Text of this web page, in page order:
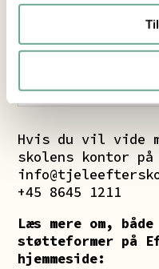
Lokal
Hvis du vil vide
skolens kontor på
+45 8645 1211
Læs mere om,
støtteformer på
hjemmeside: